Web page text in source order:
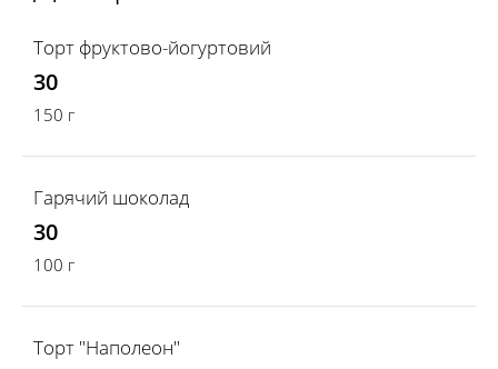
Торт фруктово-йогуртовий
30
150 г
Гарячий шоколад
30
100 г
Торт "Наполеон"